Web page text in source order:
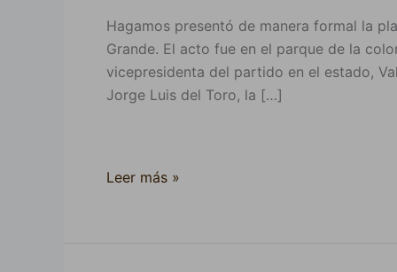
Hagamos presentó de manera formal la
Grande. El acto fue en el parque de la
vicepresidenta del partido en el estado,
Jorge Luis del Toro, la […]
Leer más »